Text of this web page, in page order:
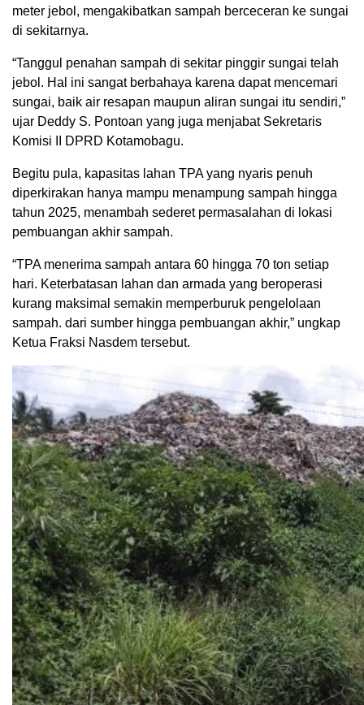
meter jebol, mengakibatkan sampah berceceran ke sungai
di sekitarnya.
“Tanggul penahan sampah di sekitar pinggir sungai telah
jebol. Hal ini sangat berbahaya karena dapat mencemari
sungai, baik air resapan maupun aliran sungai itu sendiri,”
ujar Deddy S. Pontoan yang juga menjabat Sekretaris
Komisi II DPRD Kotamobagu.
Begitu pula, kapasitas lahan TPA yang nyaris penuh
diperkirakan hanya mampu menampung sampah hingga
tahun 2025, menambah sederet permasalahan di lokasi
pembuangan akhir sampah.
“TPA menerima sampah antara 60 hingga 70 ton setiap
hari. Keterbatasan lahan dan armada yang beroperasi
kurang maksimal semakin memperburuk pengelolaan
sampah. dari sumber hingga pembuangan akhir,” ungkap
Ketua Fraksi Nasdem tersebut.